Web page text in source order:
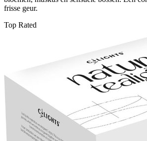
frisse geur.
Top Rated